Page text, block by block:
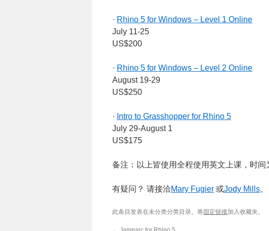
· Rhino 5 for Windows – Level 1 Online
July 11-25
US$200
· Rhino 5 for Windows – Level 2 Online
August 19-29
US$250
· Intro to Grasshopper for Rhino 5
July 29-August 1
US$175
备注：以上皆使用全程使用英文上课，时间
有疑问？ 请接洽Mary Fugier 或Jody Mills。
此条目发表在未分类分类目录。将固定链接加入收藏夹。